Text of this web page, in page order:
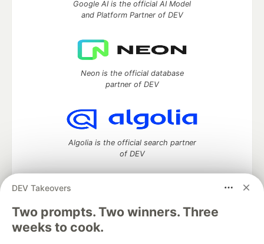
DEV Takeovers
Two prompts. Two winners. Three
weeks to cook.
Google AI is the official AI Model
and Platform Partner of DEV
Neon is the official database
partner of DEV
Algolia is the official search partner
of DEV
DEV Community— A space to discuss and keep up software
development and manage your software career
Home
DEV Challenges